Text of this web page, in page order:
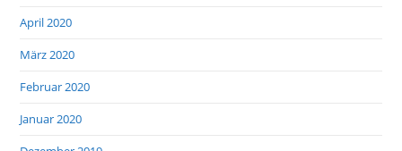
April 2020
März 2020
Februar 2020
Januar 2020